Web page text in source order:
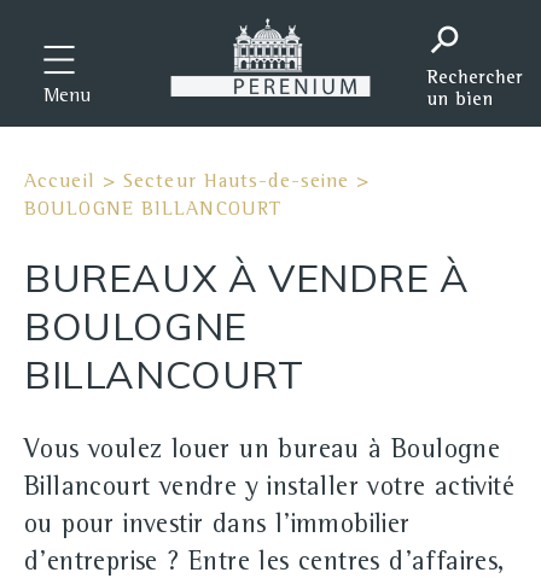
Menu
Accueil >Secteur Hauts-de-seine >
BOULOGNE BILLANCOURT
BUREAUX À VENDRE À
BOULOGNE
BILLANCOURT
Vous voulez louer un bureau à Boulogne
Billancourt vendre y installer votre activité
ou pour investir dans l'immobilier
d'entreprise ? Entre les centres d'affaires,